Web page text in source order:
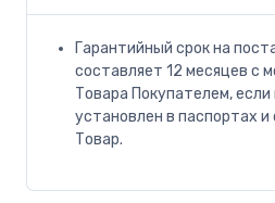
Гарантийный срок на
составляет 12 месяцев с
Товара Покупателем, если
установлен в паспортах
Товар.